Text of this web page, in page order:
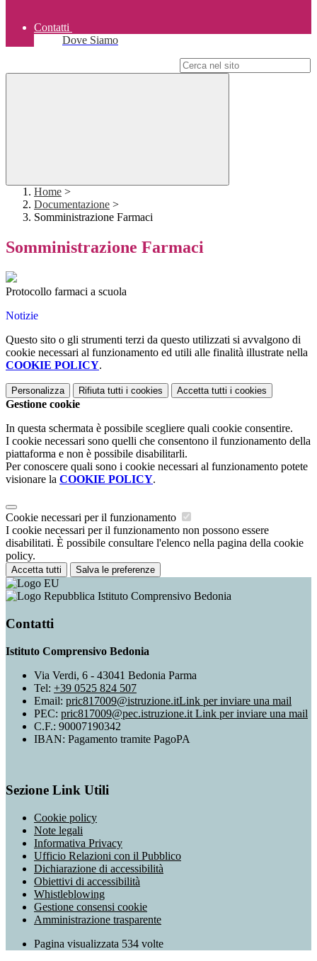
Contatti
Dove Siamo
Home >
Documentazione >
Somministrazione Farmaci
Somministrazione Farmaci
Protocollo farmaci a scuola
Notizie
Questo sito o gli strumenti terzi da questo utilizzati si avvalgono di
cookie necessari al funzionamento ed utili alle finalità illustrate nella
COOKIE POLICY.
Personalizza Rifiuta tutti i cookies Accetta tutti i cookies
Gestione cookie
In questa schermata è possibile scegliere quali cookie consentire.
I cookie necessari sono quelli che consentono il funzionamento della
piattaforma e non è possibile disabilitarli.
Per conoscere quali sono i cookie necessari al funzionamento potete
visionare la COOKIE POLICY.
Cookie necessari per il funzionamento
I cookie necessari per il funzionamento non possono essere
disabilitati. È possibile consultare l'elenco nella pagina della cookie
policy.
Accetta tutti Salva le preferenze
Istituto Comprensivo Bedonia
Contatti
Istituto Comprensivo Bedonia
Via Verdi, 6 - 43041 Bedonia Parma
Tel: +39 0525 824 507
Email: pric817009@istruzione.itLink per inviare una mail
PEC: pric817009@pec.istruzione.it Link per inviare una mail
C.F.: 90007190342
IBAN: Pagamento tramite PagoPA
Sezione Link Utili
Cookie policy
Note legali
Informativa Privacy
Ufficio Relazioni con il Pubblico
Dichiarazione di accessibilità
Obiettivi di accessibilità
Whistleblowing
Gestione consensi cookie
Amministrazione trasparente
Pagina visualizzata 534 volte